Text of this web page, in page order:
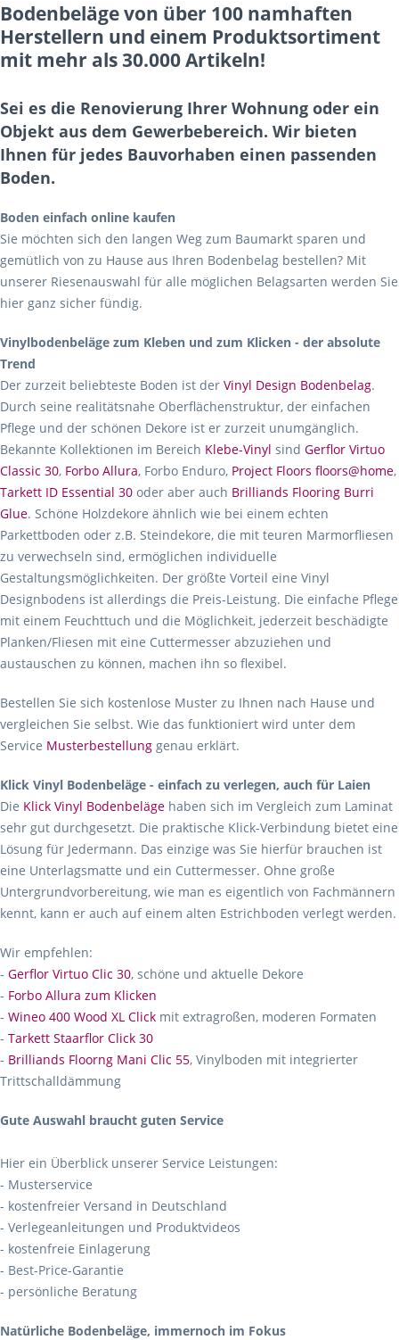
Bodenbeläge von über 100 namhaften
Herstellern und einem Produktsortiment
mit mehr als 30.000 Artikeln!
Sei es die Renovierung Ihrer Wohnung oder ein
Objekt aus dem Gewerbebereich. Wir bieten
Ihnen für jedes Bauvorhaben einen passenden
Boden.
Boden einfach online kaufen
Sie möchten sich den langen Weg zum Baumarkt sparen und
gemütlich von zu Hause aus Ihren Bodenbelag bestellen? Mit
unserer Riesenauswahl für alle möglichen Belagsarten werden Sie
hier ganz sicher fündig.
Vinylbodenbeläge zum Kleben und zum Klicken - der absolute
Trend
Der zurzeit beliebteste Boden ist der Vinyl Design Bodenbelag.
Durch seine realitätsnahe Oberflächenstruktur, der einfachen
Pflege und der schönen Dekore ist er zurzeit unumgänglich.
Bekannte Kollektionen im Bereich Klebe-Vinyl sind Gerflor Virtuo
Classic 30, Forbo Allura, Forbo Enduro, Project Floors floors@home,
Tarkett ID Essential 30 oder aber auch Brilliands Flooring Burri
Glue. Schöne Holzdekore ähnlich wie bei einem echten
Parkettboden oder z.B. Steindekore, die mit teuren Marmorfliesen
zu verwechseln sind, ermöglichen individuelle
Gestaltungsmöglichkeiten. Der größte Vorteil eine Vinyl
Designbodens ist allerdings die Preis-Leistung. Die einfache Pflege
mit einem Feuchttuch und die Möglichkeit, jederzeit beschädigte
Planken/Fliesen mit eine Cuttermesser abzuziehen und
austauschen zu können, machen ihn so flexibel.
Bestellen Sie sich kostenlose Muster zu Ihnen nach Hause und
vergleichen Sie selbst. Wie das funktioniert wird unter dem
Service Musterbestellung genau erklärt.
Klick Vinyl Bodenbeläge - einfach zu verlegen, auch für Laien
Die Klick Vinyl Bodenbeläge haben sich im Vergleich zum Laminat
sehr gut durchgesetzt. Die praktische Klick-Verbindung bietet eine
Lösung für Jedermann. Das einzige was Sie hierfür brauchen ist
eine Unterlagsmatte und ein Cuttermesser. Ohne große
Untergrundvorbereitung, wie man es eigentlich von Fachmännern
kennt, kann er auch auf einem alten Estrichboden verlegt werden.
Wir empfehlen:
- Gerflor Virtuo Clic 30, schöne und aktuelle Dekore
- Forbo Allura zum Klicken
- Wineo 400 Wood XL Click mit extragroßen, moderen Formaten
- Tarkett Staarflor Click 30
- Brilliands Floorng Mani Clic 55, Vinylboden mit integrierter
Trittschalldämmung
Gute Auswahl braucht guten Service
Hier ein Überblick unserer Service Leistungen:
- Musterservice
- kostenfreier Versand in Deutschland
- Verlegeanleitungen und Produktvideos
- kostenfreie Einlagerung
- Best-Price-Garantie
- persönliche Beratung
Natürliche Bodenbeläge, immernoch im Fokus